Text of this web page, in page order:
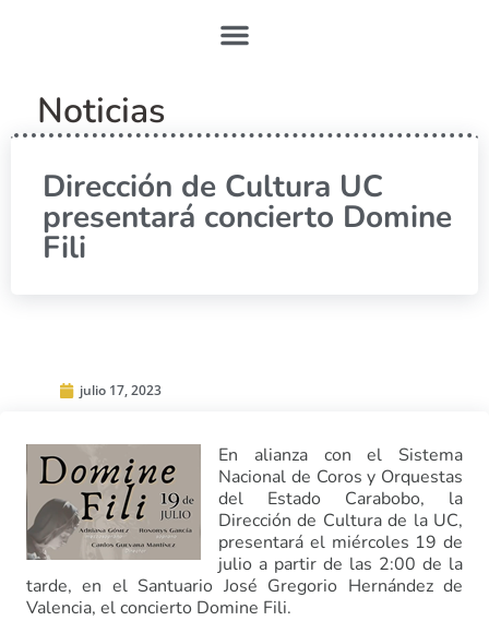
Noticias
Dirección de Cultura UC
presentará concierto Domine
Fili
julio 17, 2023
En alianza con el Sistema
Nacional de Coros y Orquestas
del Estado Carabobo, la
Dirección de Cultura de la UC,
presentará el miércoles 19 de
julio a partir de las 2:00 de la
tarde, en el Santuario José Gregorio Hernández de
Valencia, el concierto Domine Fili.